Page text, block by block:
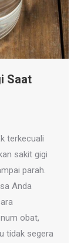
Saat
terkecuali
sakit gigi
parah.
Anda
obat,
tidak segera